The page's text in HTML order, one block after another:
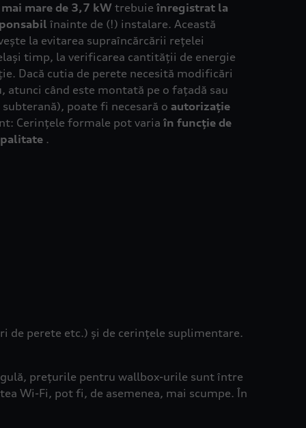
mare de 3,7 kW trebuie înregistrat la
înainte de (!) instalare. Această
la evitarea supraîncărcării rețelei
timp, la verificarea cantității de energie
Dacă cutia de perete necesită modificări
atunci când este montată pe o fațadă sau
poate fi necesară o autorizație
Cerințele formale pot varia în funcție de
.
de perete etc.) și de cerințele suplimentare.
prețurile pentru wallbox-urile sunt între
Wi-Fi, pot fi, de asemenea, mai scumpe. În